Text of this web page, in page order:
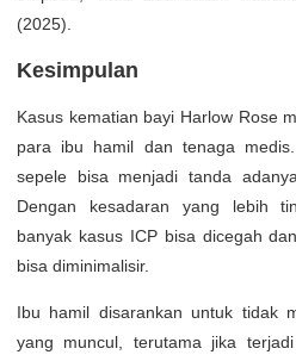
(2025).
Kesimpulan
Kasus kematian bayi Harlow Rose
para ibu hamil dan tenaga
sepele bisa menjadi tanda
Dengan kesadaran yang lebih
banyak kasus ICP bisa dicegah
bisa diminimalisir.
Ibu hamil disarankan untuk tidak
yang muncul, terutama jika